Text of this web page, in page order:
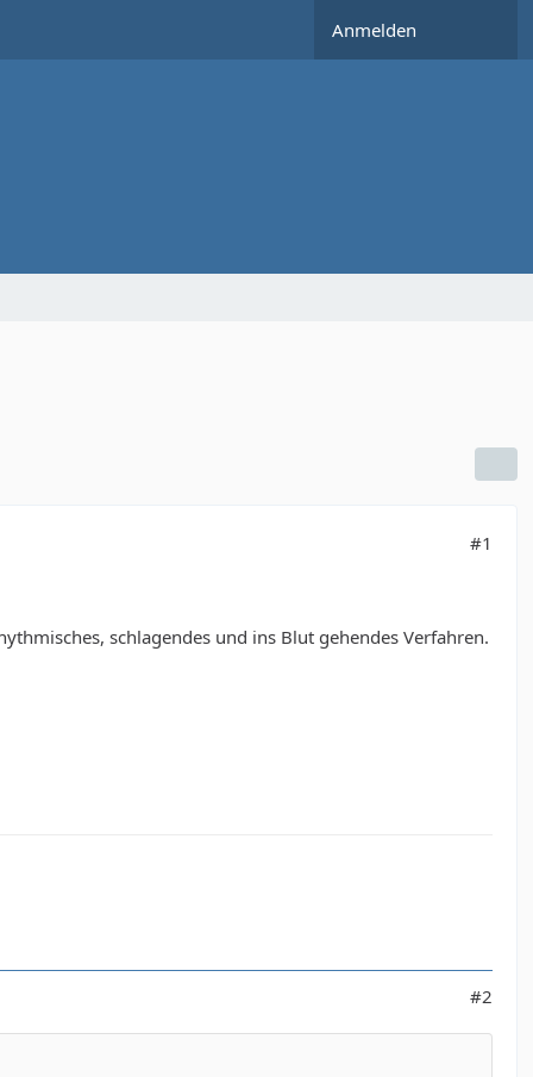
Anmelden
#1
schlagendes und ins Blut gehendes Verfahren.
#2